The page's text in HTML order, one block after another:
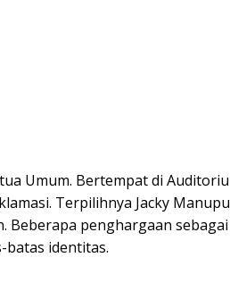
Umum. Bertempat di
Terpilihnya Jacky
penghargaan
identitas.